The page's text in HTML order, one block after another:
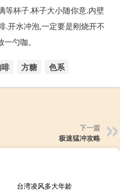
等杯子.杯子大小随你意.内壁
.开水冲泡,一定要是刚烧开不
勺咖。
方糖 色系
下一篇
极速猛冲攻略
台湾凌风多大年龄